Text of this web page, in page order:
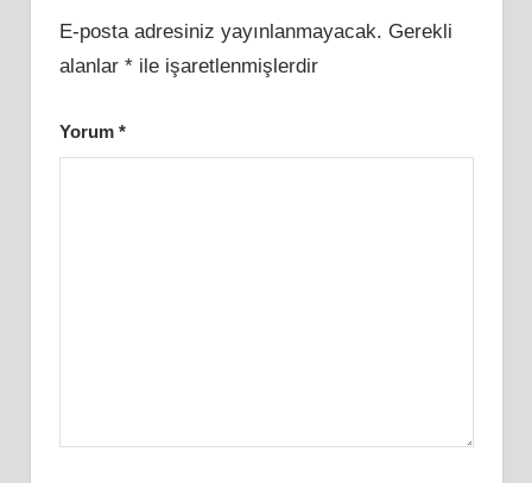
E-posta adresiniz yayınlanmayacak. Gerekli
alanlar *ile işaretlenmişlerdir
Yorum *